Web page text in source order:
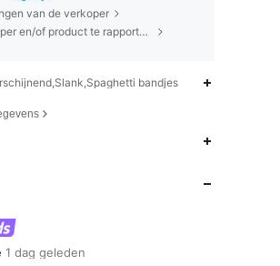
van de verkoper
klik hier om deze verkoper en/of product te rapporteren.
bandjes
1 dag geleden